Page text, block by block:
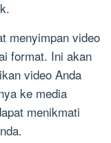
menyimpan video
format. Ini akan
video Anda
ke media
menikmati